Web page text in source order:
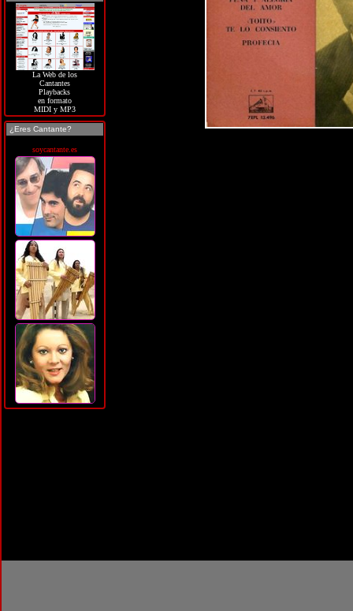
La Web de los
Cantantes
Playbacks
en formato
MIDI y MP3
¿Eres Cantante?
soycantante.es